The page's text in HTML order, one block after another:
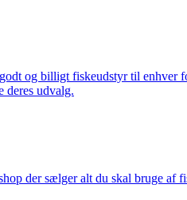
og billigt fiskeudstyr til
deres udvalg.
der sælger alt du skal bruge